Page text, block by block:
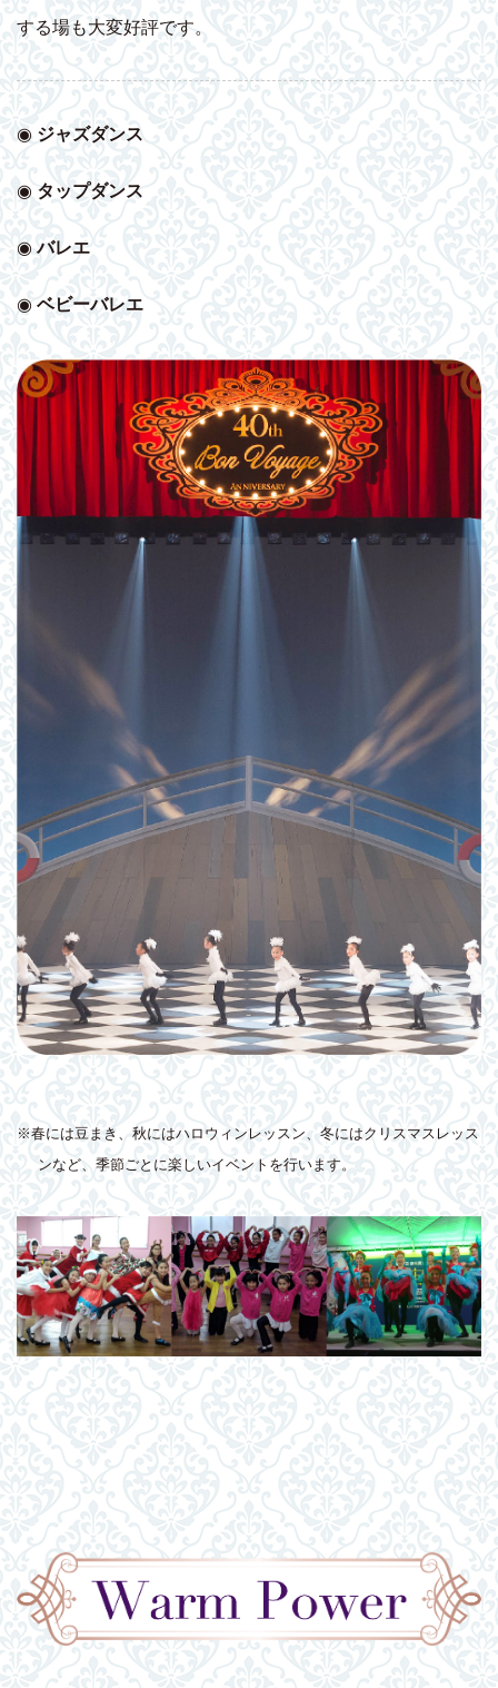
する場も大変好評です。
◉ ジャズダンス
◉ タップダンス
◉バレエ
◉ベビーバレエ
※春には豆まき、秋にはハロウィンレッスン、冬にはクリスマスレッス
ンなど、季節ごとに楽しいイベントを行います。